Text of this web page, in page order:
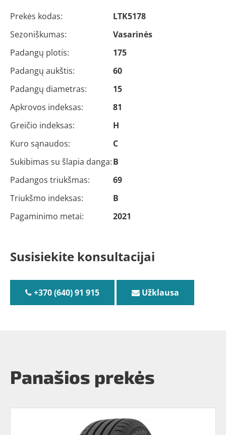
Prekės kodas:
LTK5178
Sezoniškumas:
Vasarinės
Padangų plotis:
175
Padangų aukštis:
60
Padangų diametras:
15
Apkrovos indeksas:
81
Greičio indeksas:
H
Kuro sąnaudos:
C
Sukibimas su šlapia danga:B
Padangos triukšmas:
69
Triukšmo indeksas:
B
Pagaminimo metai:
2021
Susisiekite konsultacijai
+370 (640) 91 915 Užklausa
Panašios prekės